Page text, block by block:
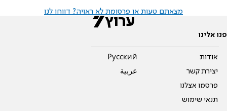
מצאתם טעות או פרסומת לא ראויה? דווחו לנו
פנו אלינו
אודות
יצירת קשר
פרסמו אצלנו
תנאי שימוש
Pусский
عربية